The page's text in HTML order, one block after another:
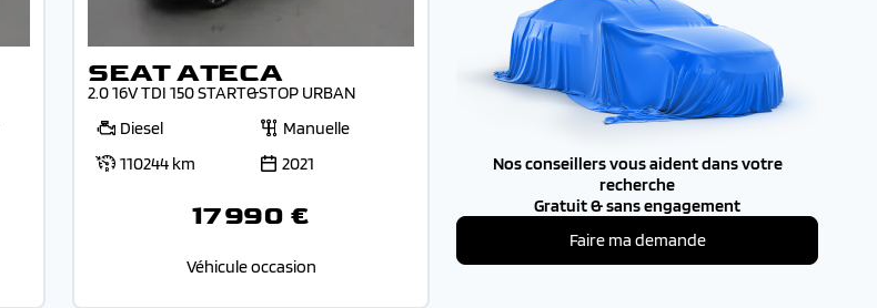
SEAT ATECA
2.0 16V TDI 150 START&STOP URBAN
Diesel
Manuelle
110244 km
2021
17 990 €
Véhicule occasion
Nos conseillers vous aident dans votre
recherche
Gratuit & sans engagement
Faire ma demande